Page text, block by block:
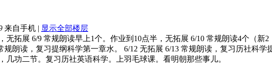
来自手机 | 显示全部楼层
无拓展 6/9 常规朗读早上1个。作业到10点半，无拓展 6/10 常规朗读4个（新
规朗读，复习提纲科学第一章水。 6/12 无拓展 6/13 常规朗读，复习历社科
几功二节。复习历社英语科学。上羽毛球课。看明朝那些事儿。